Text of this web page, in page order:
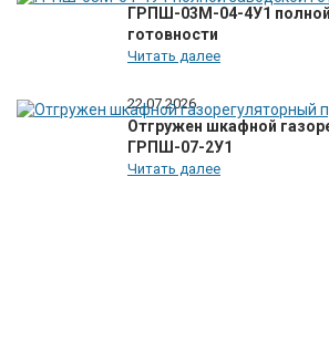
ГРПШ-03М-04-4У1
готовности
Читать далее
22.07.2026
Отгружен шкафной
ГРПШ-07-2У1
Читать далее